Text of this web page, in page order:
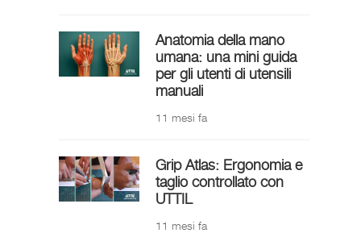
Anatomia della mano
umana: una mini guida
per gli utenti di utensili
manuali
11 mesi fa
Grip Atlas: Ergonomia e
taglio controllato con
UTTIL
11 mesi fa